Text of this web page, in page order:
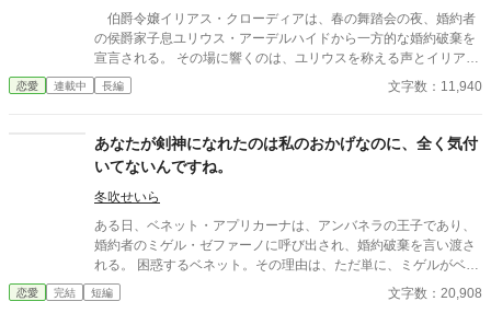
して不眠症の魔王までもが彼女の信者となり、リリアーナは意図
せずして国を、そして世界を救う「最強の聖女」へと祭り上げら
れていく。 「お願いだから、私を寝かせて！」 睡眠欲だけで運命
（システム）さえもねじ伏せる、無気力悪役令嬢の痛快勘違いサ
クセス（？）ストーリー！
伯爵令嬢イリアス・クローディアは、春の舞踏会の夜、婚約者
の侯爵家子息ユリウス・アーデルハイドから一方的な婚約破棄を
宣言される。 その場に響くのは、ユリウスを称える声とイリアス
を非難する怒号──陰で囁かれる嘘があった。 だが、イリアスは
微笑を崩さず、静かに空気を支配し、したたかな反撃を開始す
転させ、制度の外で生きるための物語。 「爵位契約の破棄とし
て、しかと受けとめました」──その一言が、今を、すべてを変え
る。 ♧完結までお付き合いいただければ幸いです。
恋愛 連載中 長編 文字数：11,940
あなたが剣神になれたのは私のおかげなのに、全く気付
いてないんですね。
冬吹せいら
ある日、ベネット・アプリカーナは、アンバネラの王子であり、
婚約者のミゲル・ゼファーノに呼び出され、婚約破棄を言い渡さ
れる。 困惑するベネット。その理由は、ただ単に、ミゲルがベネ
ットに飽きたから……というだけだった。 自分を遠くの国から連
れ出しておいて、今更その言い分はないだろう。そう反抗したベ
恋愛 完結 短編 文字数：20,908